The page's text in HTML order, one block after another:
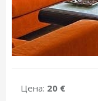
Цена: 20 €